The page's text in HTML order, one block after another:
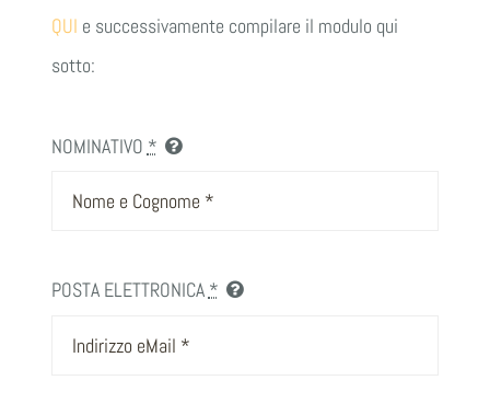
QUI e successivamente compilare il modulo qui
sotto:
NOMINATIVO *
POSTA ELETTRONICA *